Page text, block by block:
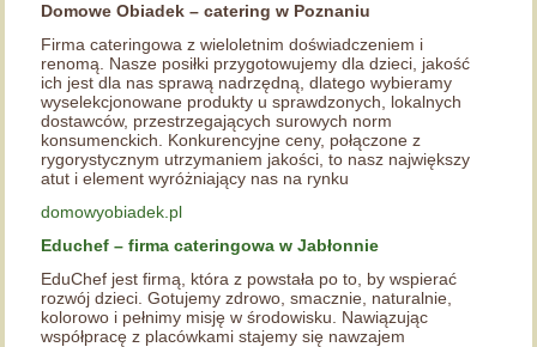
Domowe Obiadek – catering w Poznaniu
Firma cateringowa z wieloletnim doświadczeniem i
renomą. Nasze posiłki przygotowujemy dla dzieci, jakość
ich jest dla nas sprawą nadrzędną, dlatego wybieramy
wyselekcjonowane produkty u sprawdzonych, lokalnych
dostawców, przestrzegających surowych norm
konsumenckich. Konkurencyjne ceny, połączone z
rygorystycznym utrzymaniem jakości, to nasz największy
atut i element wyróżniający nas na rynku
domowyobiadek.pl
Educhef – firma cateringowa w Jabłonnie
EduChef jest firmą, która z powstała po to, by wspierać
rozwój dzieci. Gotujemy zdrowo, smacznie, naturalnie,
kolorowo i pełnimy misję w środowisku. Nawiązując
współpracę z placówkami stajemy się nawzajem